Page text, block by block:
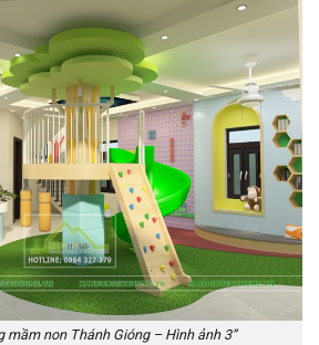
mầm non Thánh Gióng – Hình ảnh 3”